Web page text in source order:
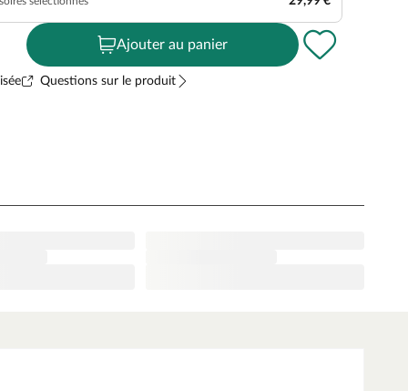
Ajouter au panier
Questions sur le produit